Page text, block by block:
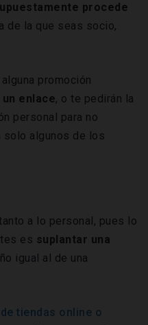
procede
de la que seas socio,
promoción
enlace, o te pedirán la
personal para no
solo algunos de los
a lo personal, pues lo
es suplantar una
igual al de una
tiendas online o